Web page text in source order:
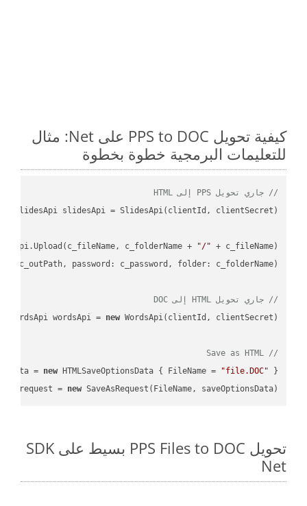
كيفية تحويل PPS to DOC على Net: مثال
للتعليمات البرمجية خطوة بخطوة
// جاري تحويل PPS إلى HTML
c_folderName +
"/"
, c_outPath, password : c_password, folder
// جاري تحويل HTML إلى DOC
WordsApi wordsApi = new
// Save as HTML
= new HTMLSaveOptionsData { FileName = "file.DOC" };
request = new SaveAsRequest(FileName, saveOptionsData);
تحويل PPS Files to DOC بسيط على SDK
Net